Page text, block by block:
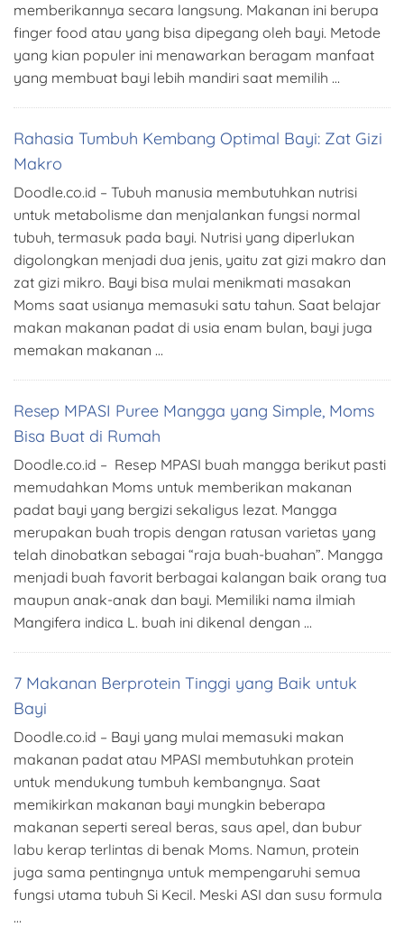
memberikannya secara langsung. Makanan ini berupa
finger food atau yang bisa dipegang oleh bayi. Metode
yang kian populer ini menawarkan beragam manfaat
yang membuat bayi lebih mandiri saat memilih …
Rahasia Tumbuh Kembang Optimal Bayi: Zat Gizi
Makro
Doodle.co.id – Tubuh manusia membutuhkan nutrisi
untuk metabolisme dan menjalankan fungsi normal
tubuh, termasuk pada bayi. Nutrisi yang diperlukan
digolongkan menjadi dua jenis, yaitu zat gizi makro dan
zat gizi mikro. Bayi bisa mulai menikmati masakan
Moms saat usianya memasuki satu tahun. Saat belajar
makan makanan padat di usia enam bulan, bayi juga
memakan makanan …
Resep MPASI Puree Mangga yang Simple, Moms
Bisa Buat di Rumah
Doodle.co.id – Resep MPASI buah mangga berikut pasti
memudahkan Moms untuk memberikan makanan
padat bayi yang bergizi sekaligus lezat. Mangga
merupakan buah tropis dengan ratusan varietas yang
telah dinobatkan sebagai “raja buah-buahan”. Mangga
menjadi buah favorit berbagai kalangan baik orang tua
maupun anak-anak dan bayi. Memiliki nama ilmiah
Mangifera indica L. buah ini dikenal dengan …
7 Makanan Berprotein Tinggi yang Baik untuk
Bayi
Doodle.co.id – Bayi yang mulai memasuki makan
makanan padat atau MPASI membutuhkan protein
untuk mendukung tumbuh kembangnya. Saat
memikirkan makanan bayi mungkin beberapa
makanan seperti sereal beras, saus apel, dan bubur
labu kerap terlintas di benak Moms. Namun, protein
juga sama pentingnya untuk mempengaruhi semua
fungsi utama tubuh Si Kecil. Meski ASI dan susu formula
…